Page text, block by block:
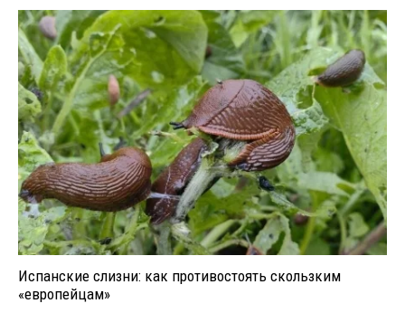
Испанские слизни: как противостоять скользким
«европейцам»